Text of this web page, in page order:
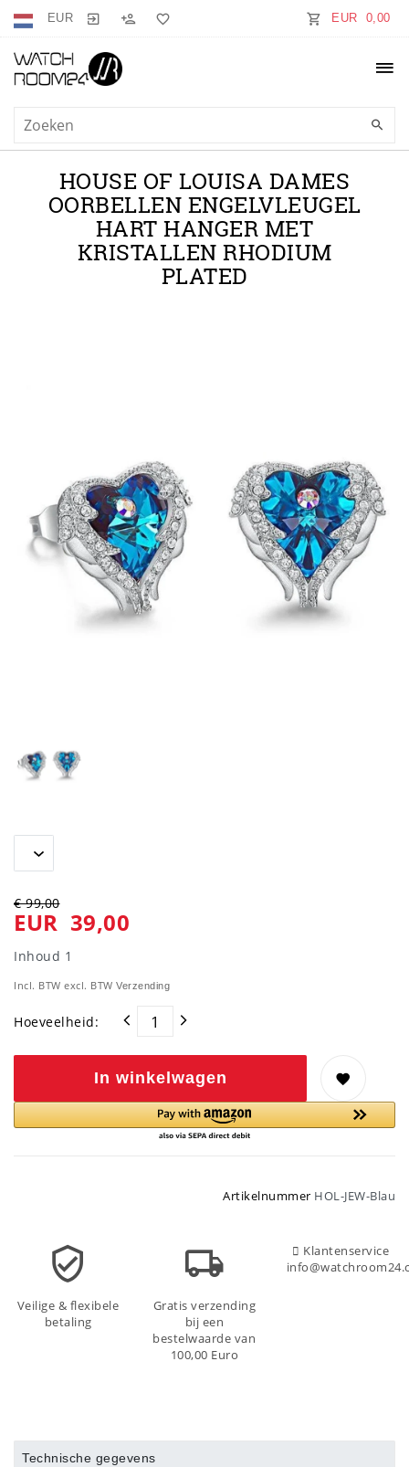
EUR EUR 0,00
HOUSE OF LOUISA DAMES
OORBELLEN ENGELVLEUGEL
HART HANGER MET
KRISTALLEN RHODIUM
PLATED
€ 99,00
EUR 39,00
Inhoud 1
Incl. BTW excl. BTW Verzending
Hoeveelheid:
In winkelwagen
Artikelnummer HOL-JEW-Blau
Veilige & flexibele
betaling
Gratis verzending
bij een
bestelwaarde van
100,00 Euro
Klantenservice
Technische gegevens